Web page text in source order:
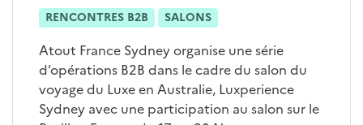
RENCONTRES B2B SALONS
Atout France Sydney organise une série
d’opérations B2B dans le cadre du salon du
voyage du Luxe en Australie, Luxperience
Sydney avec une participation au salon sur le